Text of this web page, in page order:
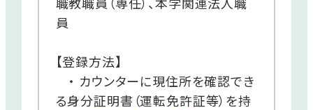
員
【登録方法】
・ カウンターに現住所を確認でき
る身分証明書（運転免許証等）を持